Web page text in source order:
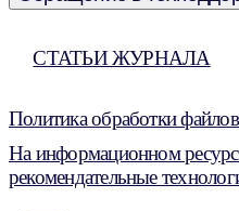
СТАТЬИ ЖУРНАЛА
Политика обработки
На информационном
рекомендательные